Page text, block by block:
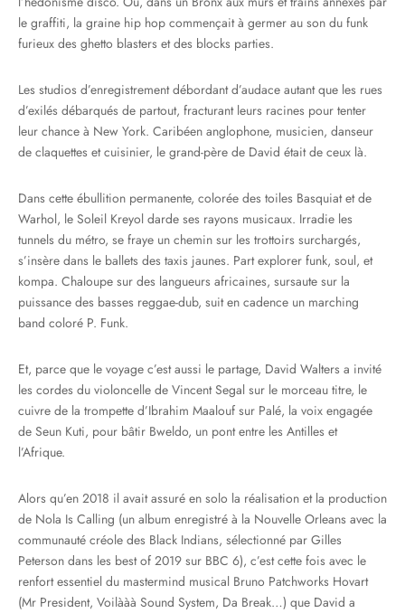
le graffiti, la graine hip hop commençait à germer au son du funk
furieux des ghetto blasters et des blocks parties.
Les studios d’enregistrement débordant d’audace autant que les rues
d’exilés débarqués de partout, fracturant leurs racines pour tenter
leur chance à New York. Caribéen anglophone, musicien, danseur
de claquettes et cuisinier, le grand-père de David était de ceux là.
Dans cette ébullition permanente, colorée des toiles Basquiat et de
Warhol, le Soleil Kreyol darde ses rayons musicaux. Irradie les
tunnels du métro, se fraye un chemin sur les trottoirs surchargés,
s’insère dans le ballets des taxis jaunes. Part explorer funk, soul, et
kompa. Chaloupe sur des langueurs africaines, sursaute sur la
puissance des basses reggae-dub, suit en cadence un marching
band coloré P. Funk.
Et, parce que le voyage c’est aussi le partage, David Walters a invité
les cordes du violoncelle de Vincent Segal sur le morceau titre, le
cuivre de la trompette d’Ibrahim Maalouf sur Palé, la voix engagée
de Seun Kuti, pour bâtir Bweldo, un pont entre les Antilles et
l’Afrique.
Alors qu’en 2018 il avait assuré en solo la réalisation et la production
de Nola Is Calling (un album enregistré à la Nouvelle Orleans avec la
communauté créole des Black Indians, sélectionné par Gilles
Peterson dans les best of 2019 sur BBC 6), c’est cette fois avec le
renfort essentiel du mastermind musical Bruno Patchworks Hovart
(Mr President, Voilààà Sound System, Da Break…) que David a